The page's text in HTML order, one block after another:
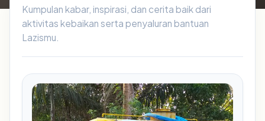
Kumpulan kabar, inspirasi, dan cerita baik dari
aktivitas kebaikan serta penyaluran bantuan
Lazismu.